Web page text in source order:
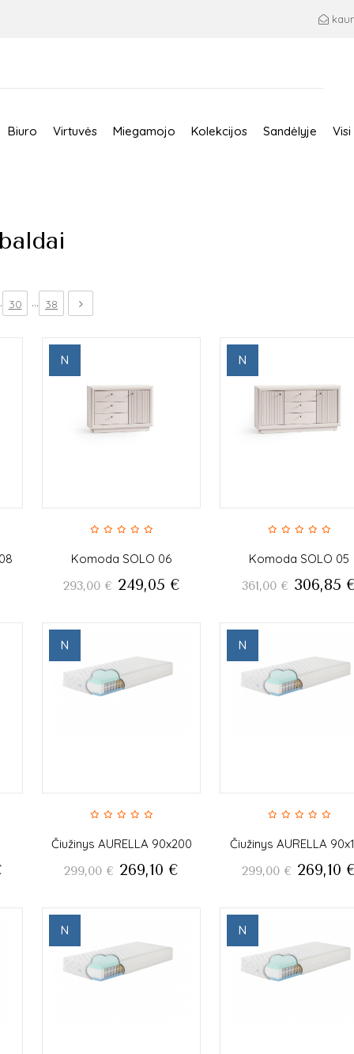
Biuro Virtuvės Miegamojo Kolekcijos Sandėlyje
30 ... 38
N
Komoda SOLO 06
293,00 € 249,05 €
N
Komoda SOLO 05
361,00 € 306,85
N
Čiužinys AURELLA 90x200
299,00 € 269,10 €
N
Čiužinys AURELLA
299,00 € 269,10
N N